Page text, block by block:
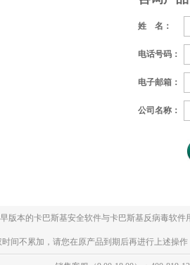
姓 名：
电话号码：
电子邮箱：
公司名称：
版本的卡巴斯基安全软件与卡巴斯基反病毒软
不累加，请您在原产品到期后再进行上述操作